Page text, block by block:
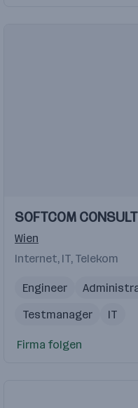
Einblicke
SOFTCOM
Wien
Internet, IT, Telekom
Engineer
Testmanager
IT
Firma folgen